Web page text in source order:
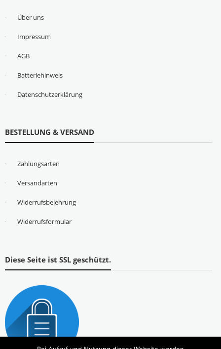
Über uns
Impressum
AGB
Batteriehinweis
Datenschutzerklärung
BESTELLUNG & VERSAND
Zahlungsarten
Versandarten
Widerrufsbelehrung
Widerrufsformular
Diese Seite ist SSL geschützt.